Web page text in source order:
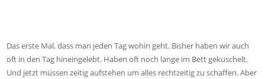
Das erste Mal, dass man jeden Tag wohin geht. Bisher haben wir auch
oft in den Tag hineingelebt. Haben oft noch lange im Bett gekuschelt.
Und jetzt müssen zeitig aufstehen um alles rechtzeitig zu schaffen. Aber